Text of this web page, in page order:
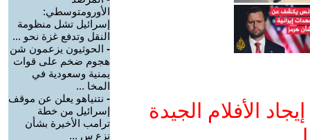
الأفلام الجيدة
الأورومتوسطي:
إسرائيل تشل منظومة
النقل وتدفع غزة نحو ...
- الحوثيون يزعمون شن
هجوم ضخم على قوات
يمنية وسعودية في
المخا ...
- نتنياهو يعلن عن موقف
إسرائيل من خطة
ترامب الأخيرة بشأن
نزع س ...